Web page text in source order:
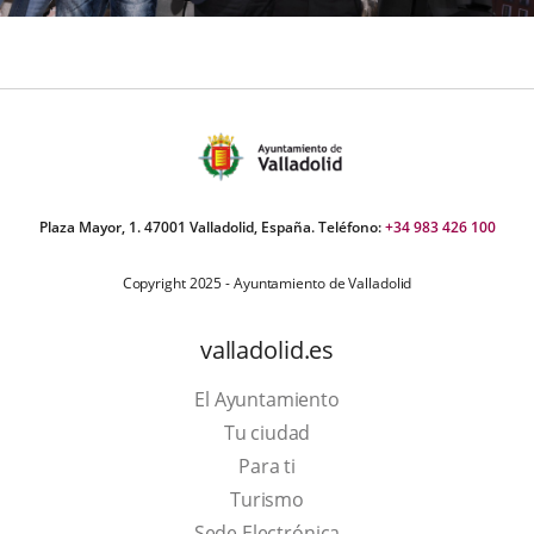
Plaza Mayor, 1. 47001 Valladolid, España. Teléfono:+34 983 426 100
Copyright 2025 - Ayuntamiento de Valladolid
valladolid.es
El Ayuntamiento
Tu ciudad
Para ti
TurismoEste